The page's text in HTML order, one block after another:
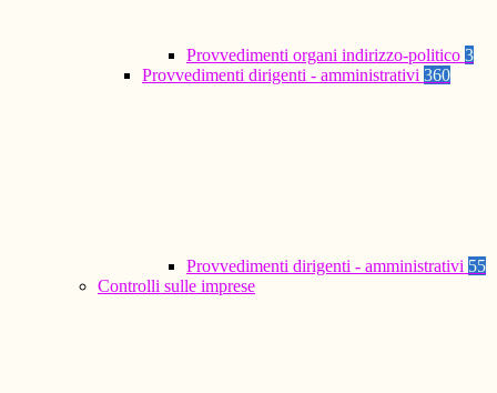
Provvedimenti organi indirizzo-politico 3
Provvedimenti dirigenti - amministrativi 360
Provvedimenti dirigenti - amministrativi 55
Controlli sulle imprese